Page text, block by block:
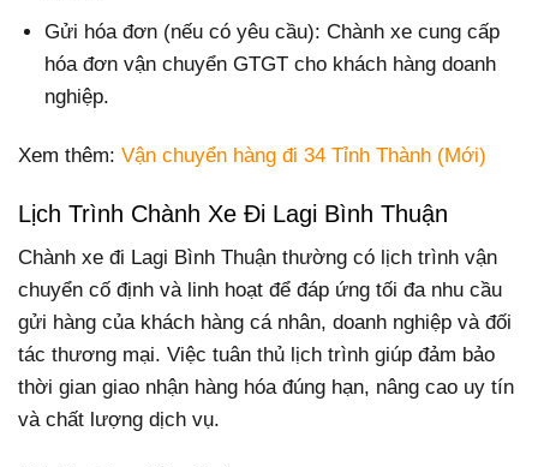
Gửi hóa đơn (nếu có yêu cầu): Chành xe cung cấp
hóa đơn vận chuyển GTGT cho khách hàng doanh
nghiệp.
Xem thêm: Vận chuyển hàng đi 34 Tỉnh Thành (Mới)
Lịch Trình Chành Xe Đi Lagi Bình Thuận
Chành xe đi Lagi Bình Thuận thường có lịch trình vận
chuyển cố định và linh hoạt để đáp ứng tối đa nhu cầu
gửi hàng của khách hàng cá nhân, doanh nghiệp và đối
tác thương mại. Việc tuân thủ lịch trình giúp đảm bảo
thời gian giao nhận hàng hóa đúng hạn, nâng cao uy tín
và chất lượng dịch vụ.